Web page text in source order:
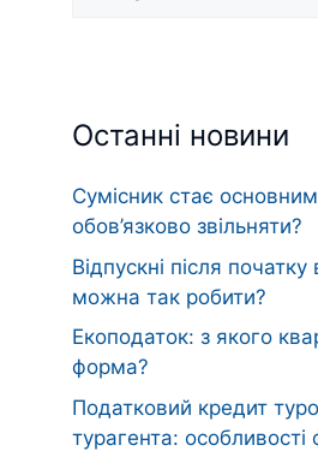
Останні новини
Сумісник стає
обов’язково звільняти?
Відпускні після початку
можна так робити?
Екоподаток: з якого
форма?
Податковий кредит
турагента: